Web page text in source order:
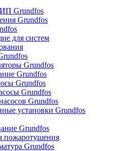
Grundfos
Grundfos
для систем
Grundfos
Grundfos
Grundfos
Grundfos
Grundfos
установки Grundfos
Grundfos
пожаротушения
Grundfos